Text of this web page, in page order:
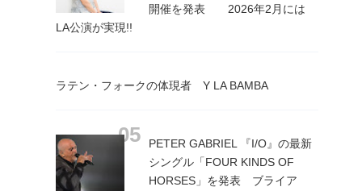
開催を発表 2026年2月には
LA公演が実現!!
ラテン・フォークの体現者 Y LA BAMBA
PETER GABRIEL 『I/O』の最新
シングル「FOUR KINDS OF
HORSES」を発表 ブライア